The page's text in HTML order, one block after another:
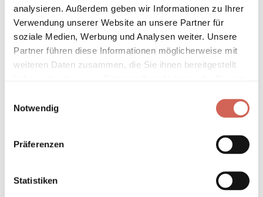
analysieren. Außerdem geben wir Informationen zu Ihrer
Verwendung unserer Website an unsere Partner für
soziale Medien, Werbung und Analysen weiter. Unsere
Partner führen diese Informationen möglicherweise mit
weiteren Daten zusammen, die Sie ihnen bereitgestellt
Notwendig
Präferenzen
Statistiken
Technische Details und Hinweise
Hinweis zur Grundierung
Umweltverträglichkeit
Technische Daten
Hinweis zur Farbtongenauigkeit